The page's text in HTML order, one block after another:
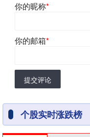
你的昵称*
你的邮箱*
提交评论
个股实时涨跌榜